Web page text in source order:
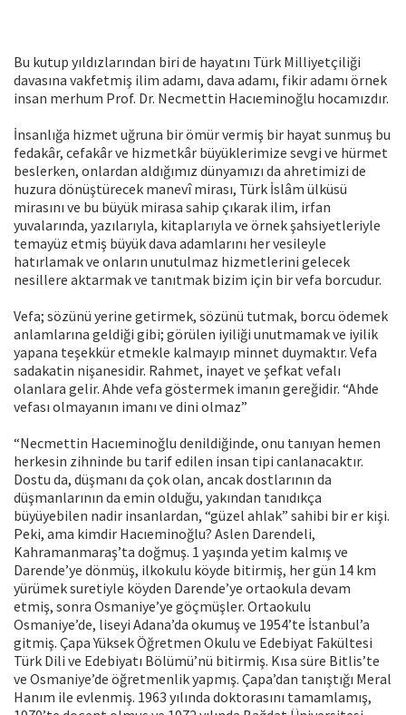
Bu kutup yıldızlarından biri de hayatını Türk Milliyetçiliği
davasına vakfetmiş ilim adamı, dava adamı, fikir adamı örnek
insan merhum Prof. Dr. Necmettin Hacıeminoğlu hocamızdır.
İnsanlığa hizmet uğruna bir ömür vermiş bir hayat sunmuş bu
fedakâr, cefakâr ve hizmetkâr büyüklerimize sevgi ve hürmet
beslerken, onlardan aldığımız dünyamızı da ahretimizi de
huzura dönüştürecek manevî mirası, Türk İslâm ülküsü
mirasını ve bu büyük mirasa sahip çıkarak ilim, irfan
yuvalarında, yazılarıyla, kitaplarıyla ve örnek şahsiyetleriyle
temayüz etmiş büyük dava adamlarını her vesileyle
hatırlamak ve onların unutulmaz hizmetlerini gelecek
nesillere aktarmak ve tanıtmak bizim için bir vefa borcudur.
Vefa; sözünü yerine getirmek, sözünü tutmak, borcu ödemek
anlamlarına geldiği gibi; görülen iyiliği unutmamak ve iyilik
yapana teşekkür etmekle kalmayıp minnet duymaktır. Vefa
sadakatin nişanesidir. Rahmet, inayet ve şefkat vefalı
olanlara gelir. Ahde vefa göstermek imanın gereğidir. “Ahde
vefası olmayanın imanı ve dini olmaz”
“Necmettin Hacıeminoğlu denildiğinde, onu tanıyan hemen
herkesin zihninde bu tarif edilen insan tipi canlanacaktır.
Dostu da, düşmanı da çok olan, ancak dostlarının da
düşmanlarının da emin olduğu, yakından tanıdıkça
büyüyebilen nadir insanlardan, “güzel ahlak” sahibi bir er kişi.
Peki, ama kimdir Hacıeminoğlu? Aslen Darendeli,
Kahramanmaraş’ta doğmuş. 1 yaşında yetim kalmış ve
Darende’ye dönmüş, ilkokulu köyde bitirmiş, her gün 14 km
yürümek suretiyle köyden Darende’ye ortaokula devam
etmiş, sonra Osmaniye’ye göçmüşler. Ortaokulu
Osmaniye’de, liseyi Adana’da okumuş ve 1954’te İstanbul’a
gitmiş. Çapa Yüksek Öğretmen Okulu ve Edebiyat Fakültesi
Türk Dili ve Edebiyatı Bölümü’nü bitirmiş. Kısa süre Bitlis’te
ve Osmaniye’de öğretmenlik yapmış. Çapa’dan tanıştığı Meral
Hanım ile evlenmiş. 1963 yılında doktorasını tamamlamış,